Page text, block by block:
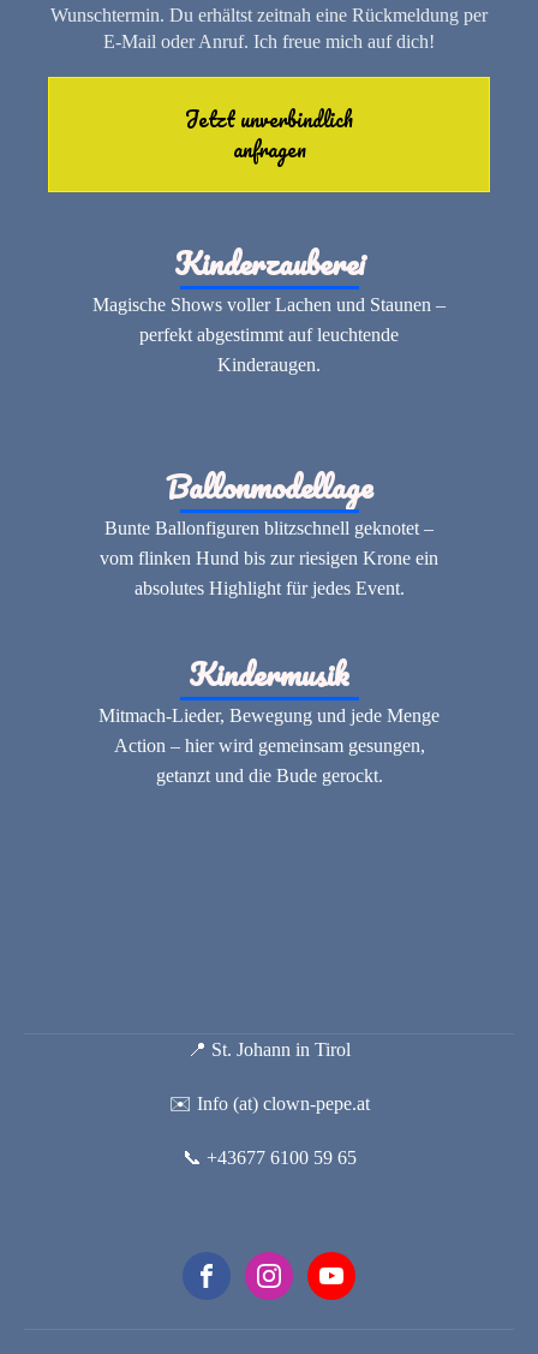
Wunschtermin. Du erhältst zeitnah eine Rückmeldung per
E-Mail oder Anruf. Ich freue mich auf dich!
Jetzt unverbindlich
anfragen
Kinderzauberei
Magische Shows voller Lachen und Staunen –
perfekt abgestimmt auf leuchtende
Kinderaugen.
Ballonmodellage
Bunte Ballonfiguren blitzschnell geknotet –
vom flinken Hund bis zur riesigen Krone ein
absolutes Highlight für jedes Event.
Kindermusik
Mitmach-Lieder, Bewegung und jede Menge
Action – hier wird gemeinsam gesungen,
getanzt und die Bude gerockt.
📍 St. Johann in Tirol
✉️ Info (at) clown-pepe.at
📞 +43677 6100 59 65